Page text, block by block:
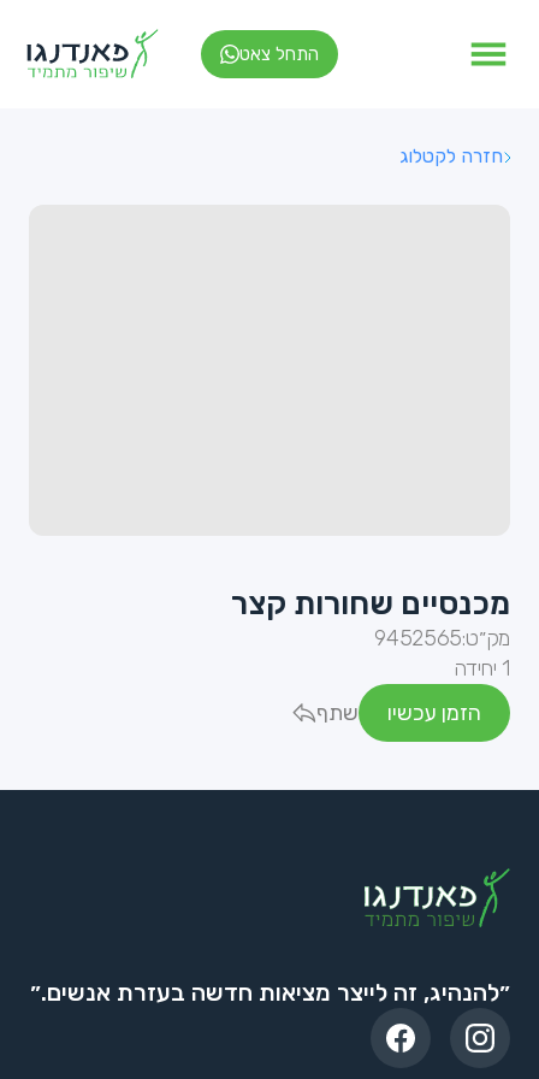
התחל צאט
חזרה לקטלוג
מכנסיים שחורות קצר
מק״ט:9452565
1 יחידה
הזמן עכשיו
שתף
״להנהיג, זה לייצר מציאות חדשה בעזרת אנשים.״